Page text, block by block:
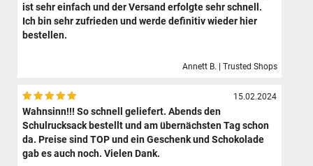
ist sehr einfach und der Versand erfolgte sehr schnell.
Ich bin sehr zufrieden und werde definitiv wieder hier
bestellen.
Annett B. | Trusted Shops
15.02.2024
Wahnsinn!!! So schnell geliefert. Abends den
Schulrucksack bestellt und am übernächsten Tag schon
da. Preise sind TOP und ein Geschenk und Schokolade
gab es auch noch. Vielen Dank.